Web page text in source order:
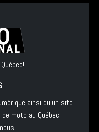
ainsi qu'un site
moto au Québec!